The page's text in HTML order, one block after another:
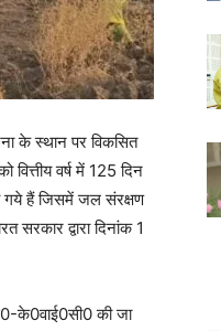
के स्थान पर विकसित
वर्ष में 125 दिन
गये हैं जिसमें जल संरक्षण
द्वारा दिनांक 1
के0वाई0सी0 की जा